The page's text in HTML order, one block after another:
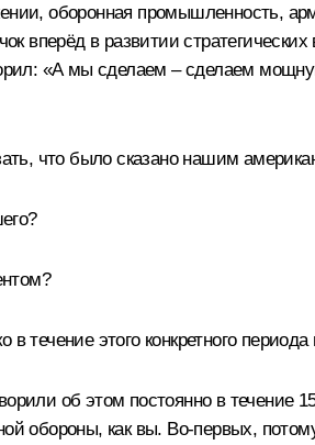
оборонная промышленность,
вперёд в развитии
«А мы сделаем – сделаем
что было сказано нашим
течение этого конкретного
об этом постоянно в течение
обороны, как вы. Во-первых,